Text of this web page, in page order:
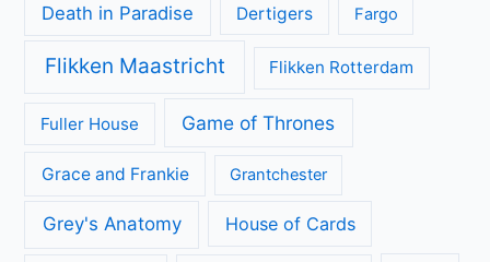
Death in Paradise Dertigers Fargo
Flikken Maastricht Flikken Rotterdam
Fuller House Game of Thrones
Grace and Frankie Grantchester
Grey's Anatomy House of Cards